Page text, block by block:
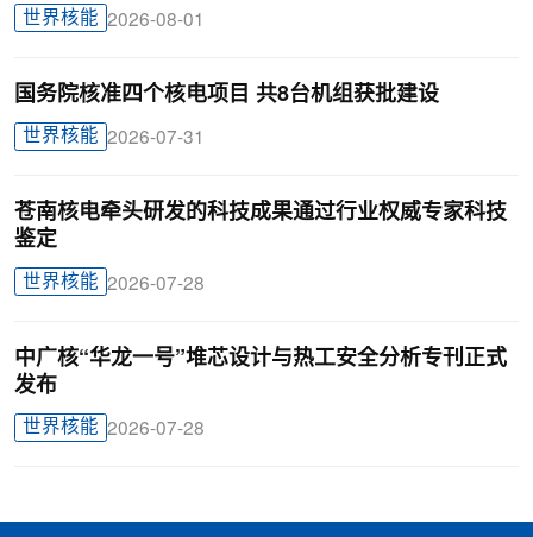
世界核能 2026-08-01
国务院核准四个核电项目 共8台机组获批建设
世界核能 2026-07-31
苍南核电牵头研发的科技成果通过行业权威专家科技
鉴定
世界核能 2026-07-28
中广核“华龙一号”堆芯设计与热工安全分析专刊正式
发布
世界核能 2026-07-28